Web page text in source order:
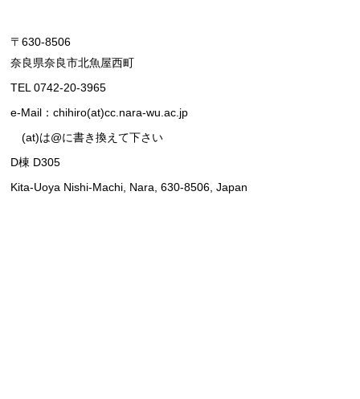
〒630-8506
奈良県奈良市北魚屋西町
TEL 0742-20-3965
e-Mail：chihiro(at)cc.nara-wu.ac.jp
(at)は@に書き換えて下さい
D棟 D305
Kita-Uoya Nishi-Machi, Nara, 630-8506, Japan